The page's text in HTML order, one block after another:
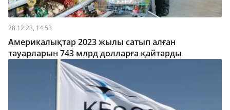
28.12.23, 14:53
Америкалықтар 2023 жылы сатып алған
тауарларын 743 млрд долларға қайтарды